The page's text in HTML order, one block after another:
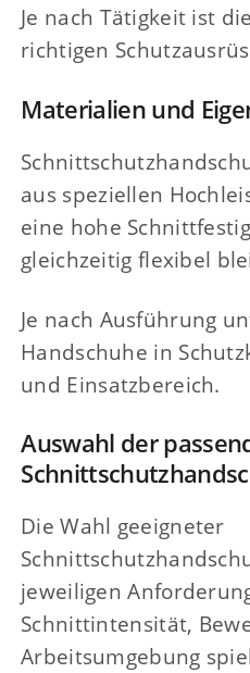
Je nach Tätigkeit ist
richtigen
Materialien und
aus speziellen
eine hohe
gleichzeitig flexibel
Je nach Ausführung
Handschuhe in
und Einsatzbereich.
Auswahl der
Die Wahl geeigneter
jeweiligen
Schnittintensität,
Arbeitsumgebung